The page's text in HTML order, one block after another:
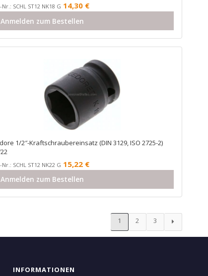
SCHL ST12 NK18 G 14,30 €
Anmelden zum Bestellen
1/2″-Kraftschraubereinsatz (DIN 3129, ISO 2725-2)
SCHL ST12 NK22 G 15,22 €
Anmelden zum Bestellen
1 2 3
INFORMATIONEN